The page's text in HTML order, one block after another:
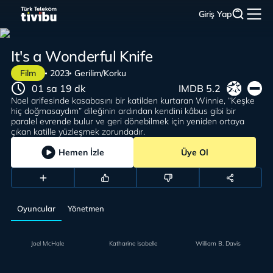
Giriş Yap
Film 2023 Gerilim/Korku
It's a Wonderful Knife
Noel arifesinde kasabasını bir katilden kurtaran Winnie, “Keşke
hiç doğmasaydım” dileğinin ardından kendini kâbus gibi bir
paralel evrende bulur ve geri dönebilmek için yeniden ortaya
çıkan katille yüzleşmek zorundadır.
01 sa 19 dk IMDB 5.2
Hemen İzle Üye Ol
Oyuncular Yönetmen
Joel McHale Katharine Isabelle William B. Davis